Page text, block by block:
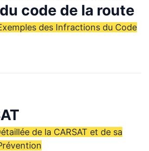
code de la route
des Infractions du Code
de la CARSAT et de sa